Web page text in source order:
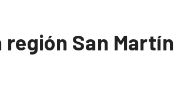
región San Martín